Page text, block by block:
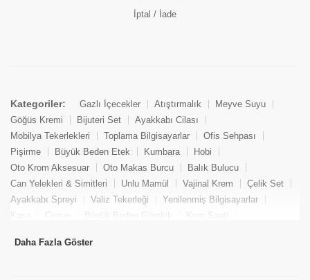
İptal / İade
Kategoriler: Gazlı İçecekler Atıştırmalık
Meyve Suyu
Göğüs Kremi
Bijuteri Set
Ayakkabı Cilası
Mobilya Tekerlekleri
Toplama Bilgisayarlar
Ofis Sehpası
Pişirme
Büyük Beden Etek Kumbara
Hobi
Oto Krom Aksesuar
Oto Makas Burcu
Balık Bulucu
Can Yelekleri & Simitleri
Unlu Mamül Vajinal Krem
Çelik Set
Ayakkabı Spreyi
Valiz Tekerleği
Yenilenmiş Bilgisayarlar
Kasa
Cezve Büyük Beden Gömlek
Kum Saati
Tekne Bağlama & Demirleme
Daha Fazla Göster